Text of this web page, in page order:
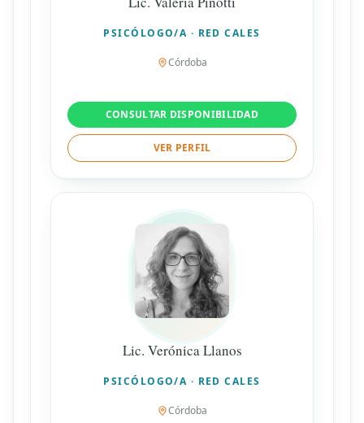
PSICÓLOGO/A · RED CALES
Córdoba
CONSULTAR DISPONIBILIDAD
VER PERFIL
Lic. Verónica Llanos
PSICÓLOGO/A · RED CALES
Córdoba